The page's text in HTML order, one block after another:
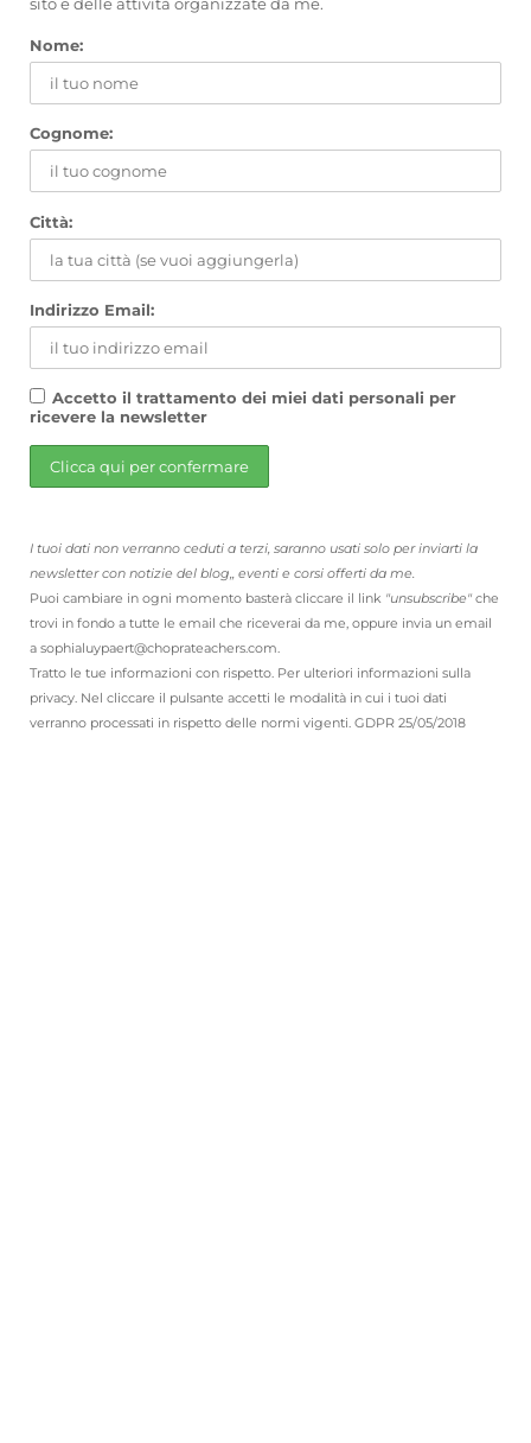
Nome:
Cognome:
Città:
Indirizzo Email:
Accetto il trattamento dei miei dati personali per
ricevere la newsletter
I tuoi dati non verranno ceduti a terzi, saranno usati solo per inviarti la
newsletter con notizie del blog,, eventi e corsi offerti da me.
Puoi cambiare in ogni momento basterà cliccare il link "unsubscribe"che
trovi in fondo a tutte le email che riceverai da me, oppure invia un email
a sophialuypaert@choprateachers.com.
Tratto le tue informazioni con rispetto. Per ulteriori informazioni sulla
privacy. Nel cliccare il pulsante accetti le modalità in cui i tuoi dati
verranno processati in rispetto delle normi vigenti. GDPR 25/05/2018